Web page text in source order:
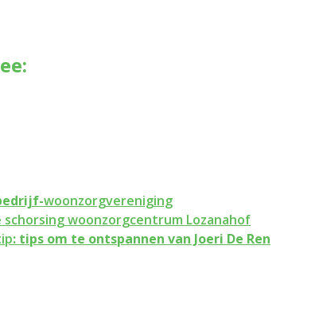
woonzorgvereniging
woonzorgcentrum Lozanahof
: tips om te ontspannen van Joeri De Ren